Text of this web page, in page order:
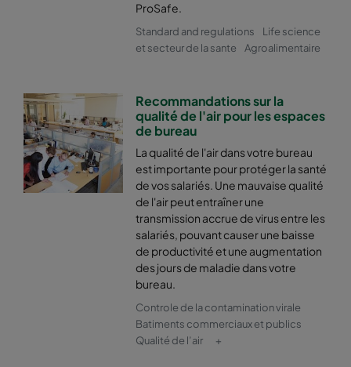
ProSafe.
Standard and regulations
Life science
et secteur de la sante
Agroalimentaire
Recommandations sur la
qualité de l'air pour les espaces
de bureau
La qualité de l'air dans votre bureau
est importante pour protéger la santé
de vos salariés. Une mauvaise qualité
de l'air peut entraîner une
transmission accrue de virus entre les
salariés, pouvant causer une baisse
de productivité et une augmentation
des jours de maladie dans votre
bureau.
Controle de la contamination virale
Batiments commerciaux et publics
Qualité de l’air
+